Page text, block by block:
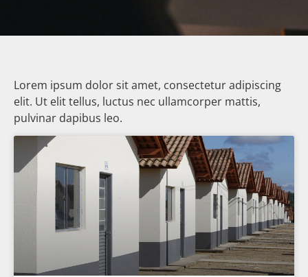
Lorem ipsum dolor sit amet, consectetur adipiscing
elit. Ut elit tellus, luctus nec ullamcorper mattis,
pulvinar dapibus leo.